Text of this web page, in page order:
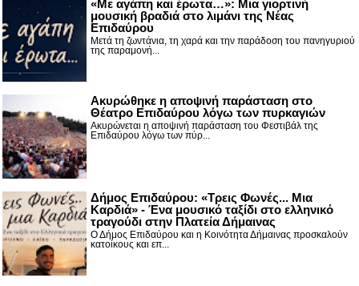
«Με αγάπη και έρωτα…»: Μια γιορτινή
μουσική βραδιά στο λιμάνι της Νέας
Επιδαύρου
Μετά τη ζωντάνια, τη χαρά και την παράδοση του πανηγυριού
της παραμονή...
Ακυρώθηκε η αποψινή παράσταση στο
Θέατρο Επιδαύρου λόγω των πυρκαγιών
Ακυρώνεται η αποψινή παράσταση του Φεστιβάλ της
Επιδαύρου λόγω των πύρ...
Δήμος Επιδαύρου: «Τρεις Φωνές... Μια
Καρδιά» - Ένα μουσικό ταξίδι στο ελληνικό
τραγούδι στην Πλατεία Δήμαινας
Ο Δήμος Επιδαύρου και η Κοινότητα Δήμαινας προσκαλούν
κατοίκους και επ...